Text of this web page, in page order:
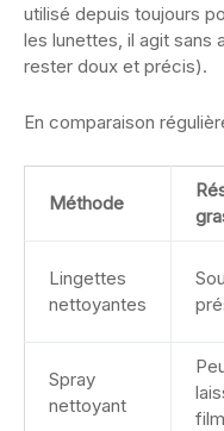
utilisé depuis toujours
les lunettes, il agit sans
rester doux et précis).
En comparaison
Méthode
Lingettes
nettoyantes
Spray
nettoyant
film